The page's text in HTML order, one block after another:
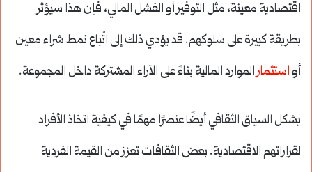
اقتصادية معينة، مثل التوفير أو الفشل المالي، فإن هذا سيؤثر
بطريقة كبيرة على سلوكهم. قد يؤدي ذلك إلى اتّباع نمط شراء معين
أواستثمارالموارد المالية بناءً على الآراء المشتركة داخل المجموعة.
يشكل السياق الثقافي أيضًا عنصرًا مهمًا في كيفية اتخاذ الأفراد
لقراراتهم الاقتصادية. بعض الثقافات تعزز من القيمة الفردية